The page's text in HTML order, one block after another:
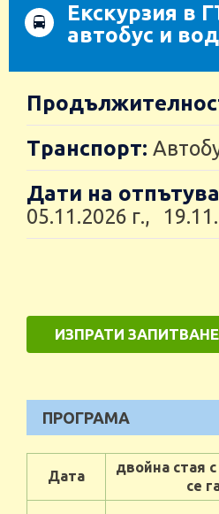
Екскурзия в
автобус и
Транспорт:
Дати на
05.11.2026 г.,
ИЗПРАТИ ЗАПИТВАНЕ
ПРОГРАМА
Дата
двойна стая
се